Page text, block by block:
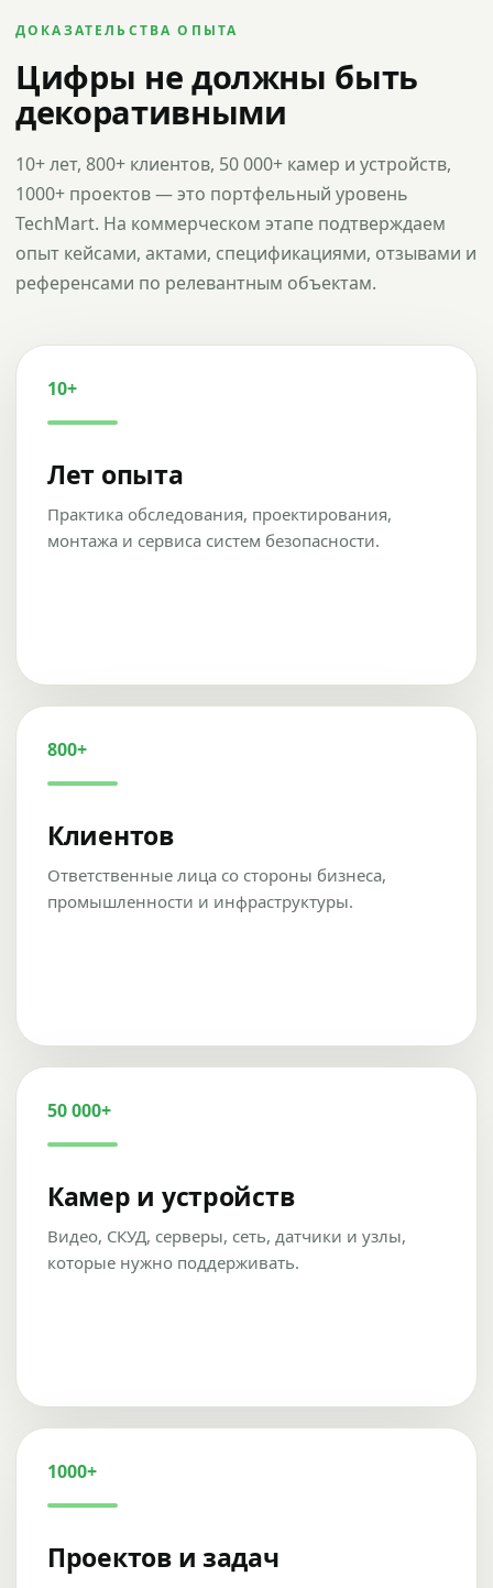
ДОКАЗАТЕЛЬСТВА ОПЫТА
Цифры не должны быть
декоративными
10+ лет, 800+ клиентов, 50 000+ камер и устройств,
1000+ проектов — это портфельный уровень
TechMart. На коммерческом этапе подтверждаем
опыт кейсами, актами, спецификациями, отзывами и
референсами по релевантным объектам.
10+
Лет опыта
Практика обследования, проектирования,
монтажа и сервиса систем безопасности.
800+
Клиентов
Ответственные лица со стороны бизнеса,
промышленности и инфраструктуры.
50 000+
Камер и устройств
Видео, СКУД, серверы, сеть, датчики и узлы,
которые нужно поддерживать.
1000+
Проектов и задач